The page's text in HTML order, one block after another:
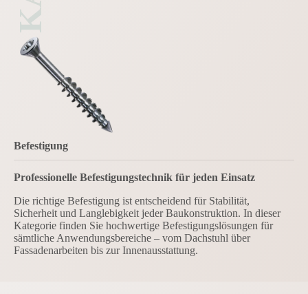
Befestigung
Professionelle Befestigungstechnik für jeden Einsatz
Die richtige Befestigung ist entscheidend für Stabilität,
Sicherheit und Langlebigkeit jeder Baukonstruktion. In dieser
Kategorie finden Sie hochwertige Befestigungslösungen für
sämtliche Anwendungsbereiche – vom Dachstuhl über
Fassadenarbeiten bis zur Innenausstattung.